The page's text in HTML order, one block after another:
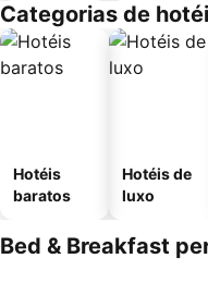
Categorias de
Hotéis
baratos
Hotéis de
luxo
Bed & Breakfast